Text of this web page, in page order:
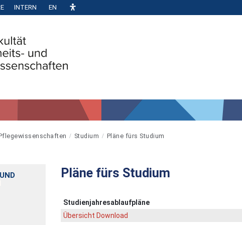
INTERN EN
Studium Pläne fürs Studium
Pläne fürs Studium
Studienjahresablaufpläne
Übersicht Download